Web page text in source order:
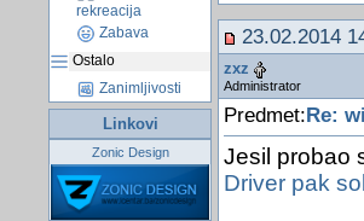
rekreacija
Zabava
Ostalo
Zanimljivosti
Linkovi
Zonic Design
23.02.2014
zxz
Administrator
Predmet:Re:
Jesil probao
Driver pak